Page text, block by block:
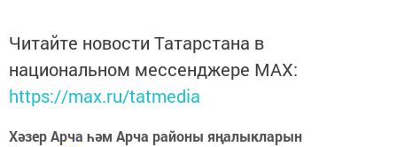
Читайте новости Татарстана в
национальном мессенджере MАХ:
https://max.ru/tatmedia
Хәзер Арча һәм Арча районы яңалыкларын